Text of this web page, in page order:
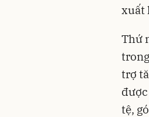
xuất
Thứ
trợ
tệ,